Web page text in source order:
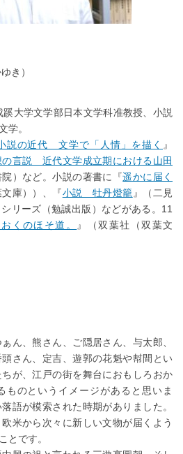
き）
大学文学部日本文学科准教授、小説
学。
説の近代 文学で「人情」を描く 』
の言説 近代文学成立期における山田
院）など。小説の著書に『遥かに届く
庫））、『小説 牡丹燈籠 』（二見
リーズ（勉誠出版）などがある。11
くのほそ道。
』（双葉社（双葉文
ん、熊さん、ご隠居さん、与太郎、
さん、定吉、遊郭の花魁や幇間とい
が、江戸の街を舞台におもしろおか
ものというイメージがあると思いま
語が模索された時期がありました。
米から次々に新しい文物が届くよう
とです。